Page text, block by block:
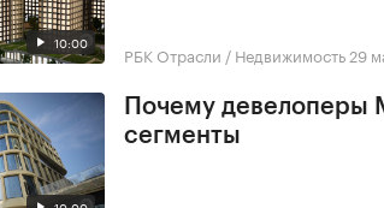
10:00 РБК Отрасли / Недвижимость 29
Почему девелоперы
сегменты